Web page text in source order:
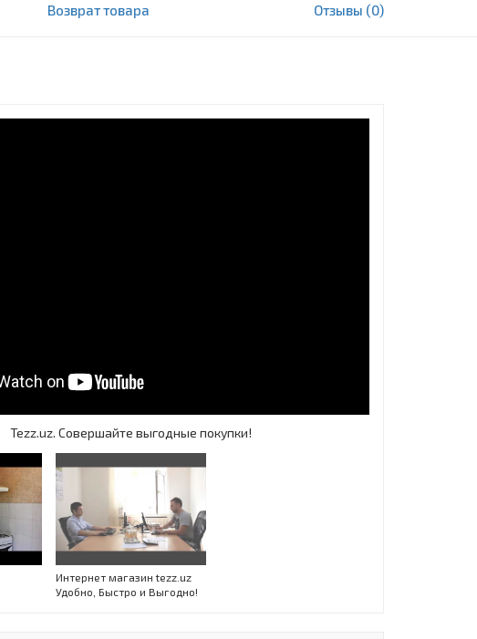
3 233 000 сум В корзину
Возврат товара Отзывы (0)
Tezz.uz. Совершайте выгодные покупки!
Интернет магазин tezz.uz
Удобно, Быстро и Выгодно!